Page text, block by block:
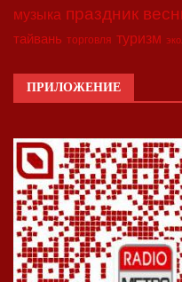
музыка праздник
тайвань торговля туризм
ПРИЛОЖЕНИЕ